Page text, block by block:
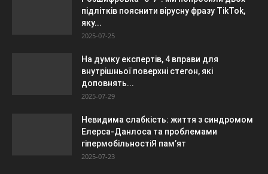
підлітків пояснити вірусну фразу TikTok,
яку...
2025-07-25
На думку експертів, 4 вправи для
внутрішньої поверхні стегон, які
доповнять...
2025-07-29
Невидима слабкість: життя з синдромом
Елерса-Данлоса та проблемами
гіпермобільностіЯ пам’ят
2025-07-23